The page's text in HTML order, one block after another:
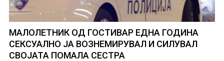
МАЛОЛЕТНИК ОД ГОСТИВАР ЕДНА ГОДИНА
СЕКСУАЛНО ЈА ВОЗНЕМИРУВАЛ И СИЛУВАЛ
СВОЈАТА ПОМАЛА СЕСТРА